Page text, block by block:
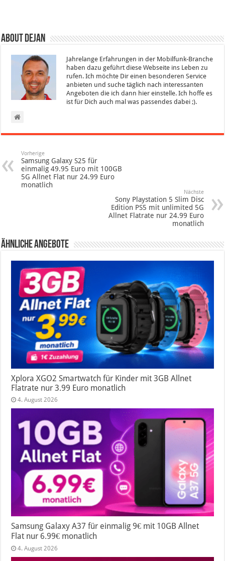
About Dejan
Jahrelange Erfahrungen in der Mobilfunk-Branche
haben dazu geführt diese Webseite ins Leben zu
rufen. Ich möchte Dir einen besonderen Service
anbieten und suche täglich nach interessanten
Angeboten die ich dann hier einstelle. Ich hoffe es
ist für Dich auch mal was passendes dabei ;).
Vorherige
Samsung Galaxy S25 für
einmalig 49.95 Euro mit 100GB
5G Allnet Flat nur 24.99 Euro
monatlich
Nächste
Sony Playstation 5 Slim Disc
Edition PS5 mit unlimited 5G
Allnet Flatrate nur 24.99 Euro
monatlich
Ähnliche Angebote
Xplora XGO2 Smartwatch für Kinder mit 3GB Allnet
Flatrate nur 3.99 Euro monatlich
4. August 2026
Samsung Galaxy A37 für einmalig 9€ mit 10GB Allnet
Flat nur 6.99€ monatlich
4. August 2026